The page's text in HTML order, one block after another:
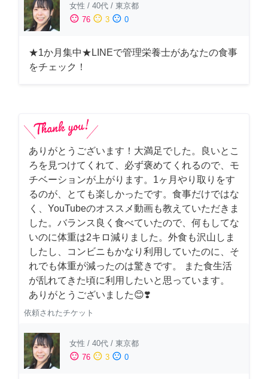
女性 / 40代 / 東京都
sentiment_satisfied 76 sentiment_neutral 3 sentiment_dissatisfied 0
★1か月集中★LINEで管理栄養士があなたの食事
をチェック！
ありがとうございます！大満足でした。良いとこ
ろを見つけてくれて、必ず褒めてくれるので、モ
チベーションが上がります。1ヶ月やり取りをす
るのが、とても楽しかったです。食事だけではな
く、YouTubeのオススメ動画も教えていただきま
した。バランス良く食べていたので、何もしてな
いのに体重は2キロ減りました。外食も沢山しま
したし、コンビニもかなり利用していたのに、そ
れでも体重が減ったのは驚きです。 また食生活
が乱れてきた頃に利用したいと思っています。
ありがとうございました😊❣️
依頼されたチケット
女性 / 40代 / 東京都
sentiment_satisfied 76 sentiment_neutral 3 sentiment_dissatisfied 0